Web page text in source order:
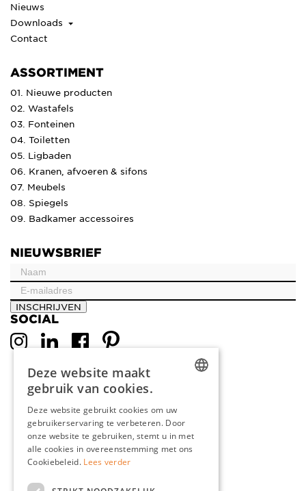
Nieuws
Downloads
Contact
ASSORTIMENT
01. Nieuwe producten
02. Wastafels
03. Fonteinen
04. Toiletten
05. Ligbaden
06. Kranen, afvoeren & sifons
07. Meubels
08. Spiegels
09. Badkamer accessoires
NIEUWSBRIEF
INSCHRIJVEN
SOCIAL
ENGLISH
FRENCH
Deze website maakt
gebruik van cookies.
Deze website gebruikt cookies om uw
gebruikerservaring te verbeteren. Door
onze website te gebruiken, stemt u in met
alle cookies in overeenstemming met ons
Cookiebeleid. Lees verder